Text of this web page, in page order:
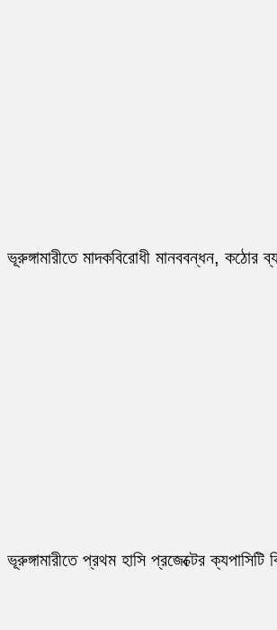
ভূরুঙ্গামারীতে মাদকবিরোধী মানববন্ধন, কঠোর
ভূরুঙ্গামারীতে প্রথম হাসি প্রজেক্টের ক্যপাসিটি